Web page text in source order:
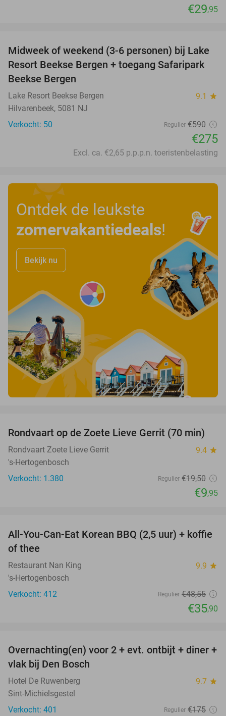
€29,95
53%
Midweek of weekend (3-6 personen) bij Lake
Resort Beekse Bergen + toegang Safaripark
Beekse Bergen
Lake Resort Beekse Bergen 9.1 star
Hilvarenbeek, 5081 NJ
Verkocht: 50
Regulier €590
€275
Excl. ca. €2,65 p.p.p.n. toeristenbelasting
Ontdek de leukste
zomervakantiedeals!
Bekijk nu
49%
Rondvaart op de Zoete Lieve Gerrit (70 min)
Rondvaart Zoete Lieve Gerrit 9.4 star
's-Hertogenbosch
Verkocht: 1.380
Regulier €19,50
€9,95
26%
All-You-Can-Eat Korean BBQ (2,5 uur) + koffie
of thee
Restaurant Nan King 9.9 star
's-Hertogenbosch
Verkocht: 412
Regulier €48,55
€35,90
29%
Overnachting(en) voor 2 + evt. ontbijt + diner +
vlak bij Den Bosch
Hotel De Ruwenberg 9.7 star
Sint-Michielsgestel
Verkocht: 401
Regulier €175